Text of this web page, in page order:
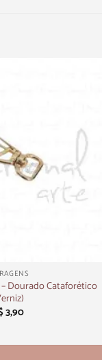
Dourado Cataforético
3,90